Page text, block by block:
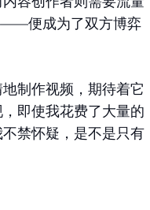
便成为了双方博弈
制作视频，期待着它
即使我花费了大量的
禁怀疑，是不是只有